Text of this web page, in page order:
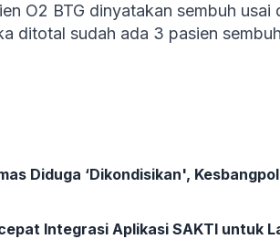
O2 BTG dinyatakan sembuh usai
ditotal sudah ada 3 pasien
Diduga ‘Dikondisikan',
Integrasi Aplikasi SAKTI untuk